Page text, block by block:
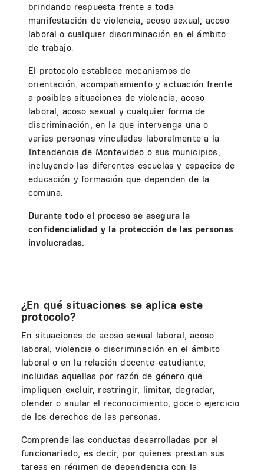
brindando respuesta frente a toda
manifestación de violencia, acoso sexual, acoso
laboral o cualquier discriminación en el ámbito
de trabajo.
El protocolo establece mecanismos de
orientación, acompañamiento y actuación frente
a posibles situaciones de violencia, acoso
laboral, acoso sexual y cualquier forma de
discriminación, en la que intervenga una o
varias personas vinculadas laboralmente a la
Intendencia de Montevideo o sus municipios,
incluyendo las diferentes escuelas y espacios de
educación y formación que dependen de la
comuna.
Durante todo el proceso se asegura la
confidencialidad y la protección de las personas
involucradas.
¿En qué situaciones se aplica este
protocolo?
En situaciones de acoso sexual laboral, acoso
laboral, violencia o discriminación en el ámbito
laboral o en la relación docente-estudiante,
incluidas aquellas por razón de género que
impliquen excluir, restringir, limitar, degradar,
ofender o anular el reconocimiento, goce o ejercicio
de los derechos de las personas.
Comprende las conductas desarrolladas por el
funcionariado, es decir, por quienes prestan sus
tareas en régimen de dependencia con la